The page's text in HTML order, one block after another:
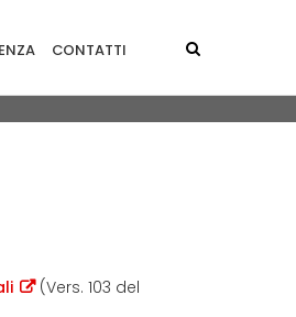
CONTATTI
(Vers. 103 del